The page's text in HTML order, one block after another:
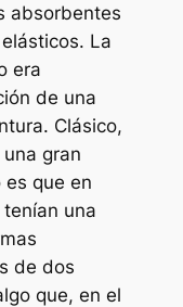
absorbentes
La
era
de una
Clásico,
gran
que en
una
de dos
que, en el